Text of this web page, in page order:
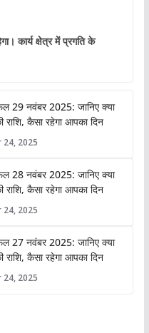
कार्य क्षेत्र में प्रगति के
29 नवंबर 2025: जानिए क्या
कैसा रहेगा आपका दिन
2025
28 नवंबर 2025: जानिए क्या
कैसा रहेगा आपका दिन
2025
27 नवंबर 2025: जानिए क्या
कैसा रहेगा आपका दिन
2025